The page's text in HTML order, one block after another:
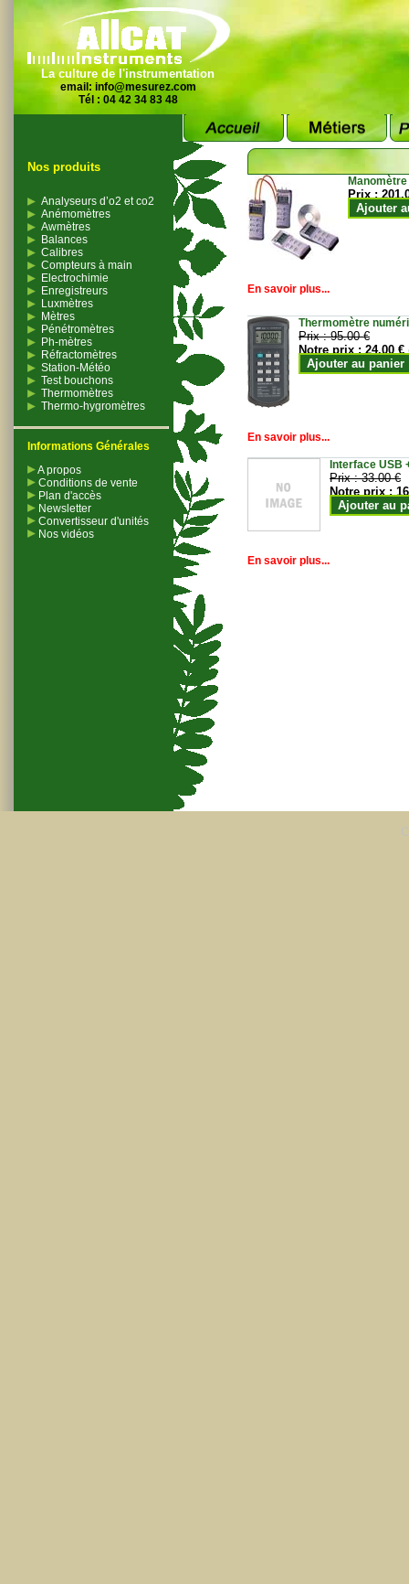
La culture de l'instrumentation
email: info@mesurez.com
Tél : 04 42 34 83 48
Nos produits
Analyseurs d’o2 et co2
Anémomètres
Awmètres
Balances
Calibres
Compteurs à main
Electrochimie
Enregistreurs
Luxmètres
Mètres
Pénétromètres
Ph-mètres
Réfractomètres
Station-Météo
Test bouchons
Thermomètres
Thermo-hygromètres
Informations Générales
A propos
Conditions de vente
Plan d'accès
Newsletter
Convertisseur d'unités
Nos vidéos
Prix :
Ajouter
En savoir plus...
Thermomètre
Prix :95.00 €
Notre prix :24.00 €
Ajouter au panier
En savoir plus...
Interface USB
Prix :33.00 €
Notre prix :
Ajouter au
En savoir plus...